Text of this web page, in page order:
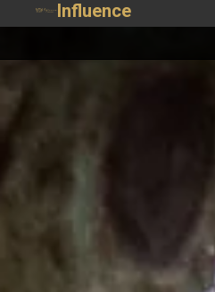
Influence